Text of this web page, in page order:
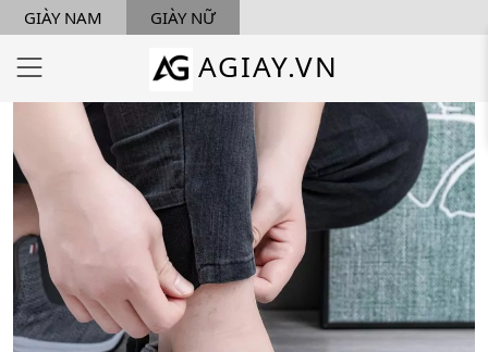
GIÀY NAM GIÀY NỮ
AGIAY.VN